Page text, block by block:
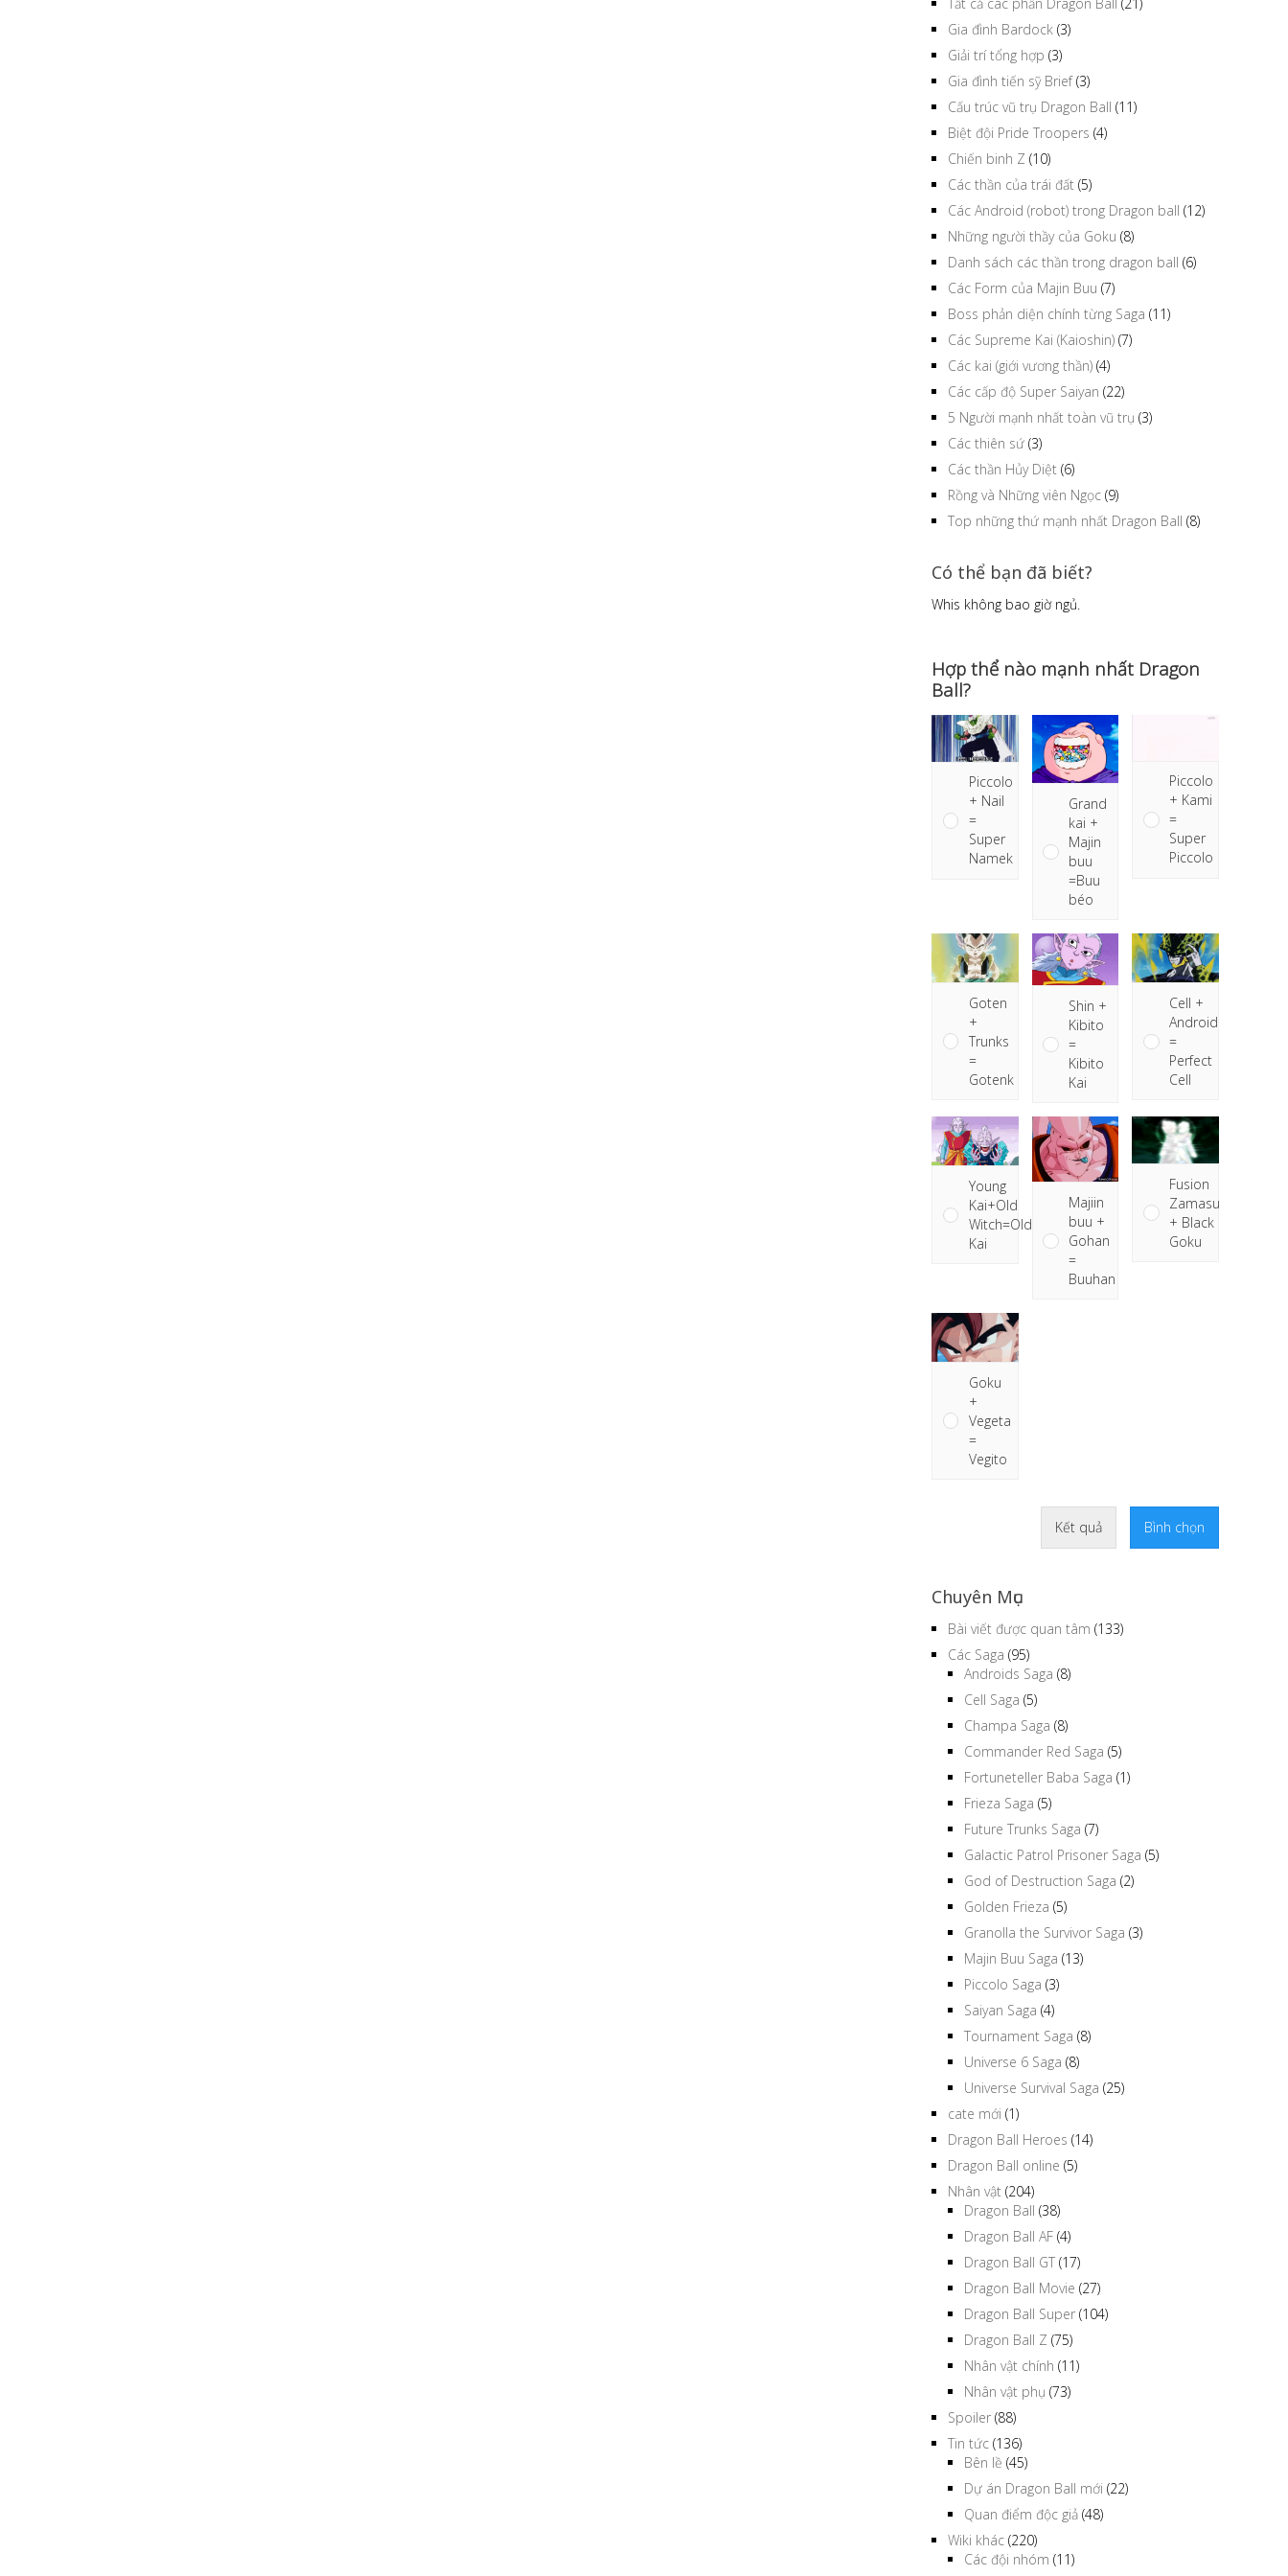
Gia đình Bardock (3)
Giải trí tổng hợp (3)
Gia đình tiến sỹ Brief(3)
Cấu trúc vũ trụ Dragon Ball (11)
Biệt đội Pride Troopers (4)
Chiến binh Z (10)
Các thần của trái đất (5)
Các Android (robot) trong Dragon ball (12)
Những người thầy của Goku (8)
Danh sách các thần trong dragon ball (6)
Các Form của Majin Buu (7)
Boss phản diện chính từng Saga (11)
Các Supreme Kai (Kaioshin) (7)
Các kai (giới vương thần) (4)
Các cấp độ Super Saiyan (22)
5 Người mạnh nhất toàn vũ trụ (3)
Các thiên sứ (3)
Các thần Hủy Diệt (6)
Rồng và Những viên Ngọc (9)
Top những thứ mạnh nhất Dragon Ball (8)
Có thể bạn đã biết?
Whis không bao giờ ngủ.
Hợp thể nào mạnh nhất Dragon
Ball?
Piccolo
+ Nail
=
Super
Namek
Grand
kai +
Majin
buu
=Buu
béo
Piccolo
+ Kami
=
Super
Piccolo
Goten
+
Trunks
=
Gotenk
Shin +
Kibito
=
Kibito
Kai
Cell +
Android
=
Perfect
Cell
Young
Kai+Old
Witch=Old
Kai
Majiin
buu +
Gohan
=
Buuhan
Fusion
Zamasu
+ Black
Goku
Goku
+
Vegeta
=
Vegito
Kết quả Bình chọn
Chuyên Mục
Bài viết được quan tâm (133)
Các Saga (95)
Androids Saga (8)
Cell Saga (5)
Champa Saga (8)
Commander Red Saga (5)
Fortuneteller Baba Saga (1)
Frieza Saga (5)
Future Trunks Saga (7)
Galactic Patrol Prisoner Saga (5)
God of Destruction Saga (2)
Golden Frieza (5)
Granolla the Survivor Saga (3)
Majin Buu Saga (13)
Piccolo Saga (3)
Saiyan Saga (4)
Tournament Saga (8)
Universe 6 Saga (8)
Universe Survival Saga (25)
cate mới (1)
Dragon Ball Heroes (14)
Dragon Ball online (5)
Nhân vật (204)
Dragon Ball (38)
Dragon Ball AF (4)
Dragon Ball GT (17)
Dragon Ball Movie (27)
Dragon Ball Super (104)
Dragon Ball Z (75)
Nhân vật chính (11)
Nhân vật phụ (73)
Spoiler (88)
Tin tức (136)
Bên lề (45)
Dự án Dragon Ball mới (22)
Quan điểm độc giả (48)
Wiki khác (220)
Các đội nhóm (11)